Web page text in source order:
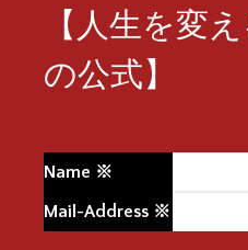
【人生を変
の公式】
Name ※
Mail-Address ※